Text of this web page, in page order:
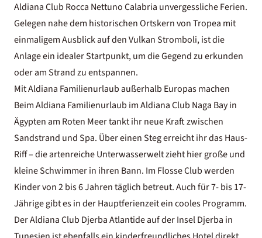
Aldiana Club Rocca Nettuno Calabria unvergessliche Ferien.
Gelegen nahe dem historischen Ortskern von Tropea mit
einmaligem Ausblick auf den Vulkan Stromboli, ist die
Anlage ein idealer Startpunkt, um die Gegend zu erkunden
oder am Strand zu entspannen.
Mit Aldiana Familienurlaub außerhalb Europas machen
Beim Aldiana Familienurlaub im Aldiana Club Naga Bay in
Ägypten am Roten Meer tankt ihr neue Kraft zwischen
Sandstrand und Spa. Über einen Steg erreicht ihr das Haus-
Riff – die artenreiche Unterwasserwelt zieht hier große und
kleine Schwimmer in ihren Bann. Im Flosse Club werden
Kinder von 2 bis 6 Jahren täglich betreut. Auch für 7- bis 17-
Jährige gibt es in der Hauptferienzeit ein cooles Programm.
Der Aldiana Club Djerba Atlantide auf der Insel Djerba in